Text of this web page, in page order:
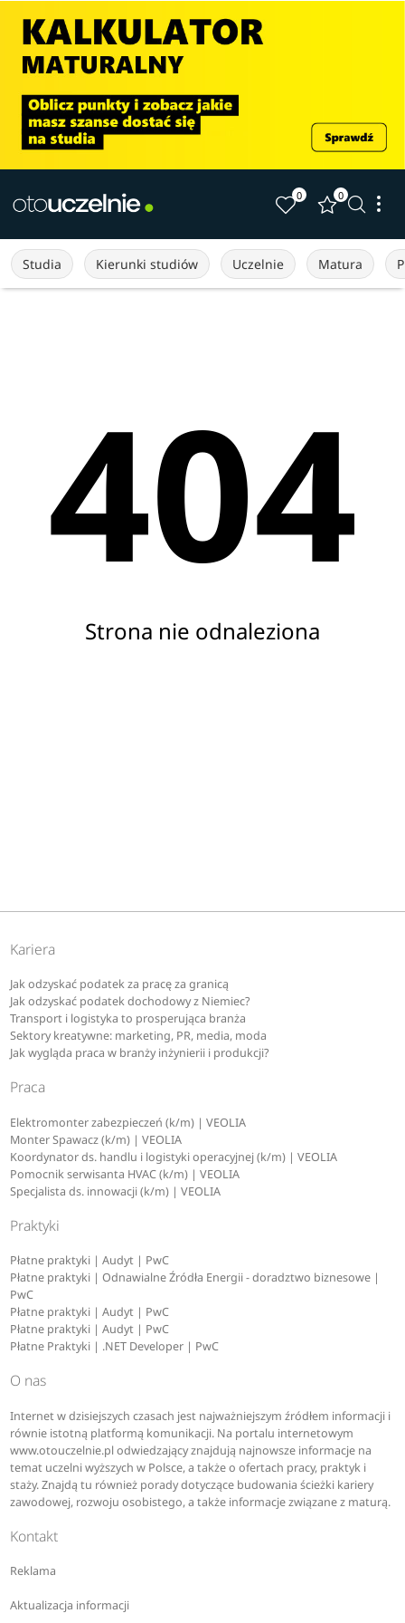
0 0
Studia Kierunki studiów Uczelnie Matura
404
Strona nie odnaleziona
Kariera
Jak odzyskać podatek za pracę za granicą
Jak odzyskać podatek dochodowy z Niemiec?
Transport i logistyka to prosperująca branża
Sektory kreatywne: marketing, PR, media, moda
Jak wygląda praca w branży inżynierii i produkcji?
Praca
Elektromonter zabezpieczeń (k/m) | VEOLIA
Monter Spawacz (k/m) | VEOLIA
Koordynator ds. handlu i logistyki operacyjnej (k/m) | VEOLIA
Pomocnik serwisanta HVAC (k/m) | VEOLIA
Specjalista ds. innowacji (k/m) | VEOLIA
Praktyki
Płatne praktyki | Audyt | PwC
Płatne praktyki | Odnawialne Źródła Energii - doradztwo biznesowe |
PwC
Płatne praktyki | Audyt | PwC
Płatne praktyki | Audyt | PwC
Płatne Praktyki | .NET Developer | PwC
O nas
Internet w dzisiejszych czasach jest najważniejszym źródłem informacji i
równie istotną platformą komunikacji. Na portalu internetowym
www.otouczelnie.pl odwiedzający znajdują najnowsze informacje na
temat uczelni wyższych w Polsce, a także o ofertach pracy, praktyk i
staży. Znajdą tu również porady dotyczące budowania ścieżki kariery
zawodowej, rozwoju osobistego, a także informacje związane z maturą.
Kontakt
Reklama
Aktualizacja informacji